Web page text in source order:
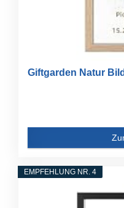
Giftgarden Natur
EMPFEHLUNG NR. 4